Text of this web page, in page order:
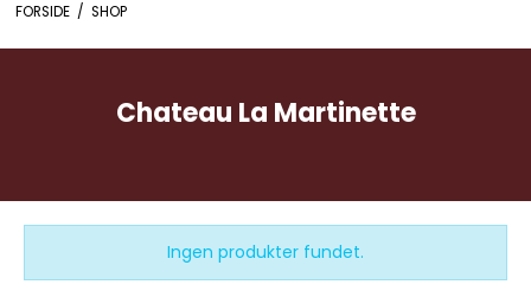
FORSIDE / SHOP
Chateau La Martinette
Ingen produkter fundet.